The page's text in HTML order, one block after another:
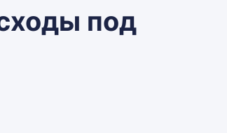
под